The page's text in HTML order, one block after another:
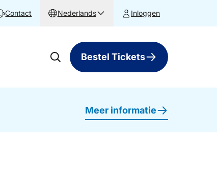
Contact Nederlands Inloggen
Bestel Tickets
Meer informatie